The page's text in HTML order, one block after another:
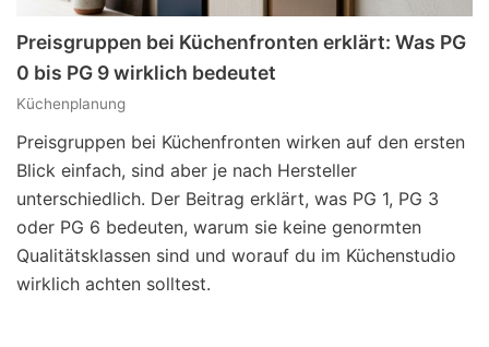
Preisgruppen bei Küchenfronten erklärt: Was PG
0 bis PG 9 wirklich bedeutet
Küchenplanung
Preisgruppen bei Küchenfronten wirken auf den ersten
Blick einfach, sind aber je nach Hersteller
unterschiedlich. Der Beitrag erklärt, was PG 1, PG 3
oder PG 6 bedeuten, warum sie keine genormten
Qualitätsklassen sind und worauf du im Küchenstudio
wirklich achten solltest.